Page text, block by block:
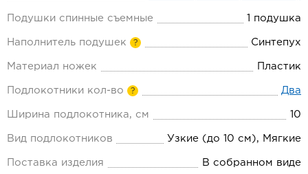
Подушки спинные съемные 1 подушка
Наполнитель подушек ? Синтепух
Материал ножек Пластик
Подлокотники кол-во ? Два
Ширина подлокотника, см 10
Вид подлокотников Узкие (до 10 см), Мягкие
Поставка изделия В собранном виде